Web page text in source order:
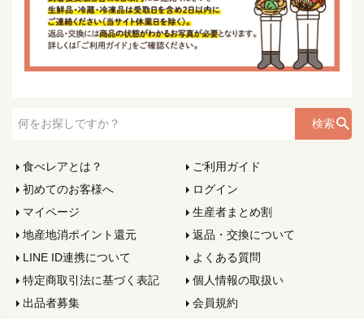
検索
食べレアとは？
ご利用ガイド
初めてのお客様へ
ログイン
マイページ
生産者まとめ割
地産地消ポイント還元
返品・交換について
LINE ID連携について
よくある質問
特定商取引法に基づく表記
個人情報の取扱い
出品者募集
会員規約